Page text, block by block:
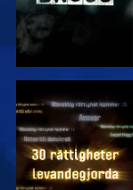
TITTA